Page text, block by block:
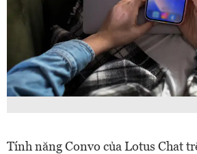
Tính năng Convo của Lotus Chat